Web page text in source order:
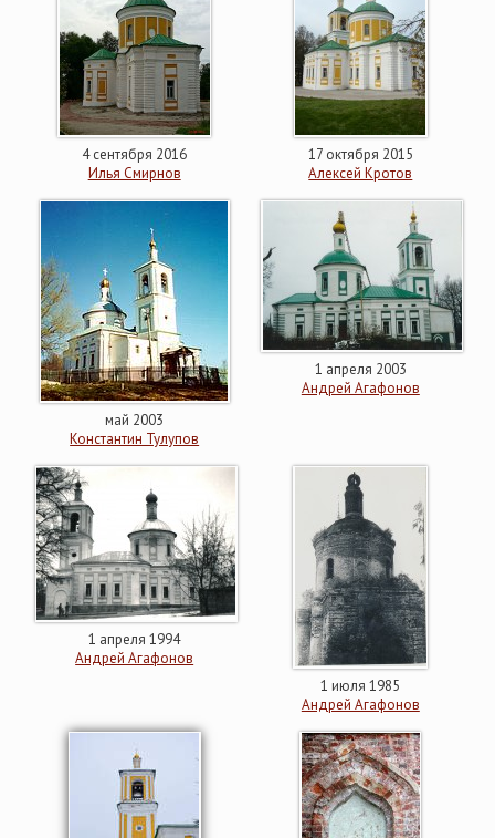
4 сентября 2016
Илья Смирнов
17 октября 2015
Алексей Кротов
май 2003
Константин Тулупов
1 апреля 2003
Андрей Агафонов
1 апреля 1994
Андрей Агафонов
1 июля 1985
Андрей Агафонов